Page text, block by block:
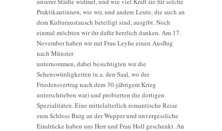
Praktikantinnen, wie wir, und andere Leute, die auch an
dem Kulturaustausch beteiligt sind, ausgibt. Noch
einmal möchten wir ihr dafür herzlich danken. Am 17.
November haben wir mit Frau Leyhe einen Ausflug
nach Münster
unternommen, dabei besichtigten wir die
Sehenswürdigkeiten (u.a. den Saal, wo der
Friedensvertrag nach dem 30-jährigem Krieg
unterschrieben war) und probierten die dortigen
Spezialitäten. Eine mittelalterlich romantische Reise
zum Schloss Burg an der Wupper und unvergessliche
Eindrücke haben uns Herr und Frau Holl geschenkt. An